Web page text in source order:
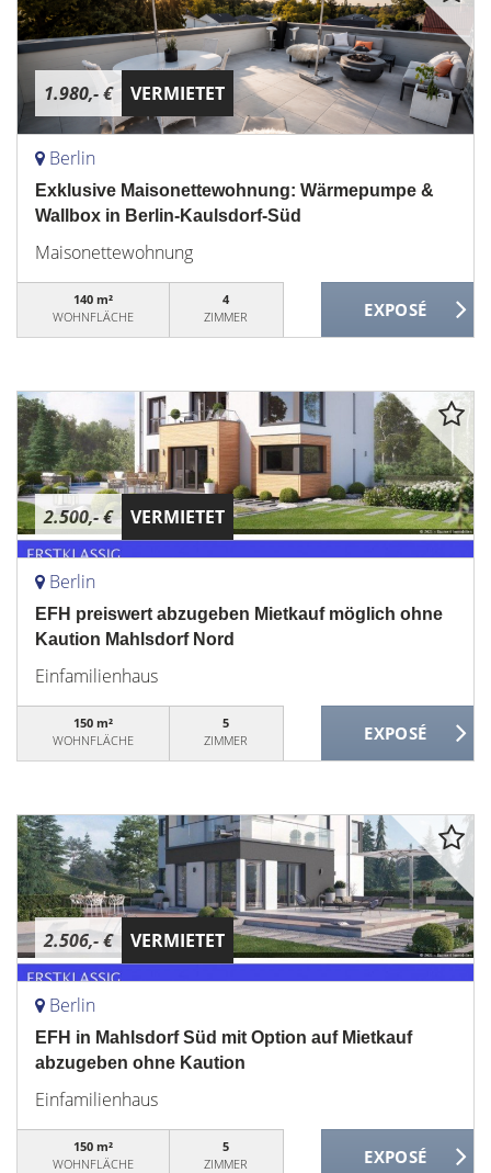
1.980,- € VERMIETET
Berlin
Exklusive Maisonettewohnung: Wärmepumpe &
Wallbox in Berlin-Kaulsdorf-Süd
Maisonettewohnung
140 m²
WOHNFLÄCHE
4
ZIMMER
2.500,- € VERMIETET
Berlin
EFH preiswert abzugeben Mietkauf möglich ohne
Kaution Mahlsdorf Nord
Einfamilienhaus
150 m²
WOHNFLÄCHE
5
ZIMMER
2.506,- € VERMIETET
Berlin
EFH in Mahlsdorf Süd mit Option auf Mietkauf
abzugeben ohne Kaution
Einfamilienhaus
150 m²
WOHNFLÄCHE
5
ZIMMER